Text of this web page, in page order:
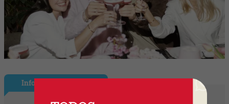
InfoNegocios Miami